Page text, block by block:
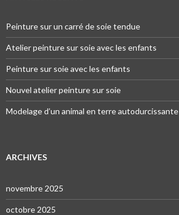
Peinture sur un carré de soie tendue
Atelier peinture sur soie avec les enfants
Peinture sur soie avec les enfants
Nouvel atelier peinture sur soie
Modelage d’un animal en terre autodurcissante
ARCHIVES
novembre 2025
octobre 2025